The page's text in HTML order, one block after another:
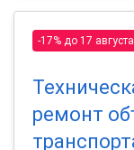
-17% до 17 августа
ремонт